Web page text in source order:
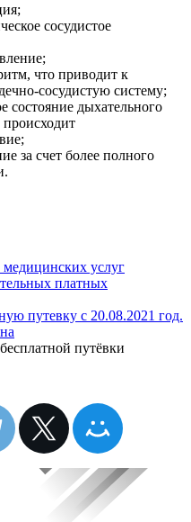
сосудистое
что приводит к
сосудистую систему;
состояние дыхательного
за счет более полного
услуг
платных
путевку с 20.08.2021 год.
путёвки